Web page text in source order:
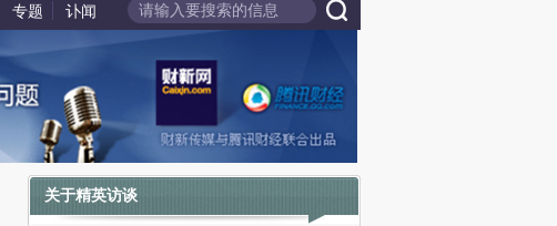
专题 讣闻
关于精英访谈